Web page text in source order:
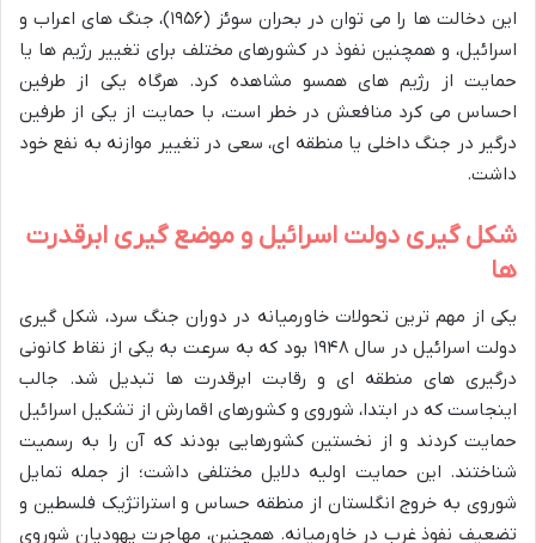
این دخالت ها را می توان در بحران سوئز (۱۹۵۶)، جنگ های اعراب و
اسرائیل، و همچنین نفوذ در کشورهای مختلف برای تغییر رژیم ها یا
حمایت از رژیم های همسو مشاهده کرد. هرگاه یکی از طرفین
احساس می کرد منافعش در خطر است، با حمایت از یکی از طرفین
درگیر در جنگ داخلی یا منطقه ای، سعی در تغییر موازنه به نفع خود
داشت.
شکل گیری دولت اسرائیل و موضع گیری ابرقدرت
ها
یکی از مهم ترین تحولات خاورمیانه در دوران جنگ سرد، شکل گیری
دولت اسرائیل در سال ۱۹۴۸ بود که به سرعت به یکی از نقاط کانونی
درگیری های منطقه ای و رقابت ابرقدرت ها تبدیل شد. جالب
اینجاست که در ابتدا، شوروی و کشورهای اقمارش از تشکیل اسرائیل
حمایت کردند و از نخستین کشورهایی بودند که آن را به رسمیت
شناختند. این حمایت اولیه دلایل مختلفی داشت؛ از جمله تمایل
شوروی به خروج انگلستان از منطقه حساس و استراتژیک فلسطین و
تضعیف نفوذ غرب در خاورمیانه. همچنین، مهاجرت یهودیان شوروی